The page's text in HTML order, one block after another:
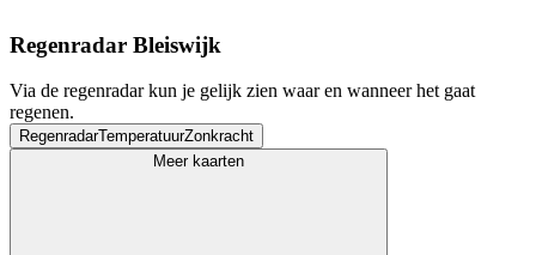
Regenradar Bleiswijk
Via de regenradar kun je gelijk zien waar en wanneer het gaat
regenen.
RegenradarTemperatuurZonkracht
Meer kaarten